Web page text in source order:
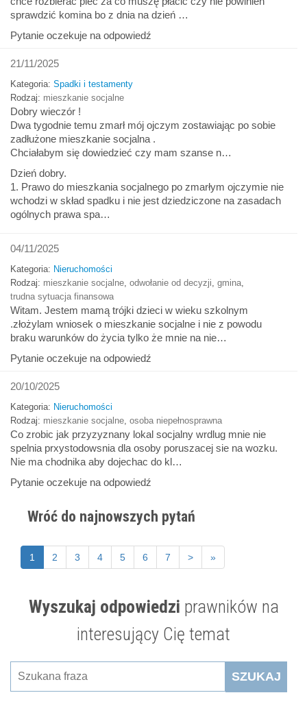
Wyszukaj odpowiedzi prawników na
interesujący Cię temat
SZUKAJ
sprawdzić komina bo z dnia na dzień …
Pytanie oczekuje na odpowiedź
21/11/2025
Kategoria: Spadki i testamenty
Rodzaj: mieszkanie socjalne
Dobry wieczór !
Dwa tygodnie temu zmarł mój ojczym zostawiając po sobie
zadłużone mieszkanie socjalna .
Chciałabym się dowiedzieć czy mam szanse n…
Dzień dobry.
1. Prawo do mieszkania socjalnego po zmarłym ojczymie nie
wchodzi w skład spadku i nie jest dziedziczone na zasadach
ogólnych prawa spa…
04/11/2025
Kategoria: Nieruchomości
Rodzaj: mieszkanie socjalne odwołanie od decyzji gmina
trudna sytuacja finansowa
Witam. Jestem mamą trójki dzieci w wieku szkolnym
.złożylam wniosek o mieszkanie socjalne i nie z powodu
braku warunków do życia tylko że mnie na nie…
Pytanie oczekuje na odpowiedź
20/10/2025
Kategoria: Nieruchomości
Rodzaj: mieszkanie socjalne osoba niepełnosprawna
Co zrobic jak przyzyznany lokal socjalny wrdlug mnie nie
spelnia prxystodowsnia dla osoby poruszacej sie na wozku.
Nie ma chodnika aby dojechac do kl…
Pytanie oczekuje na odpowiedź
Wróć do najnowszych pytań
1 2 3 4 5 6 7 > »